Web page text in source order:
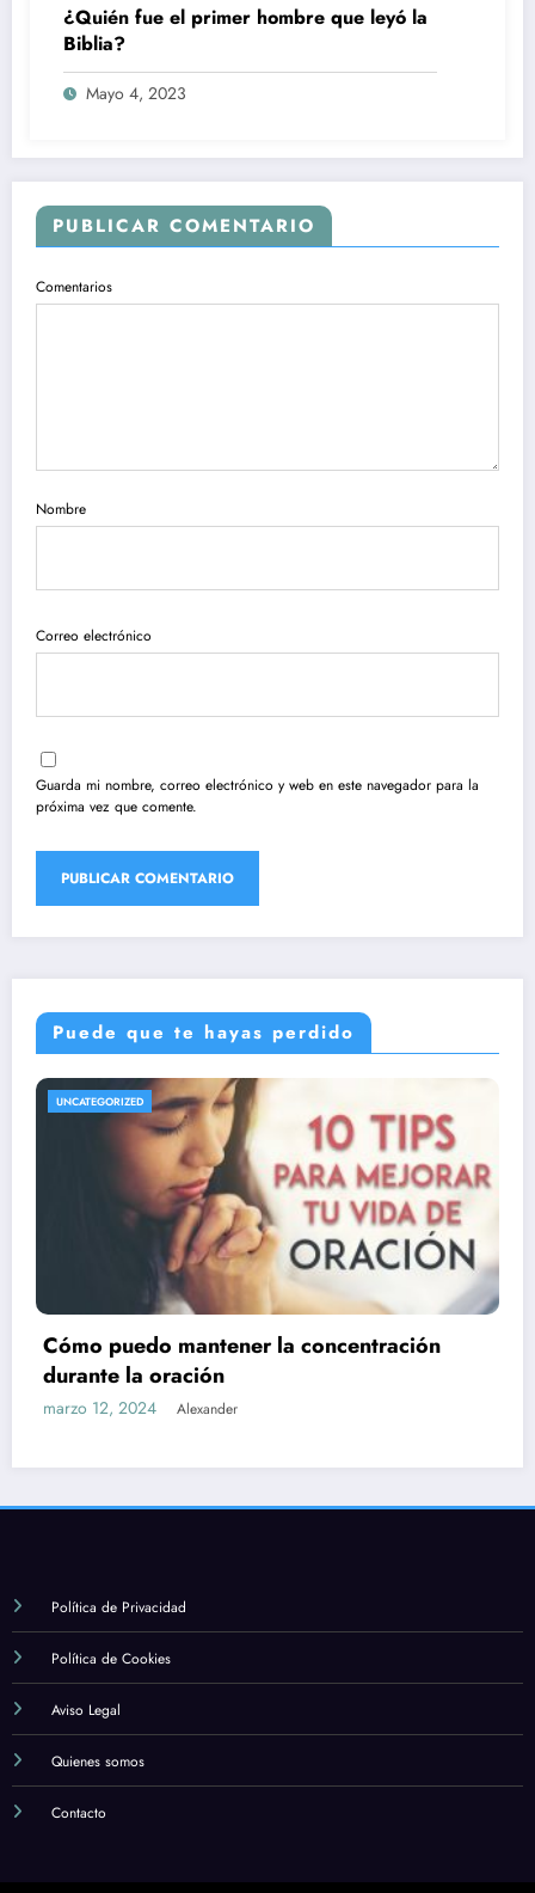
¿Quién fue el primer hombre que leyó la
Biblia?
Mayo 4, 2023
PUBLICAR COMENTARIO
Comentarios
Nombre
Correo electrónico
Guarda mi nombre, correo electrónico y web en este navegador para la
próxima vez que comente.
Puede que te hayas perdido
UNCATEGORIZED
estudio en la fe católica
marzo 12, 2024 Alexander
Política de Cookies